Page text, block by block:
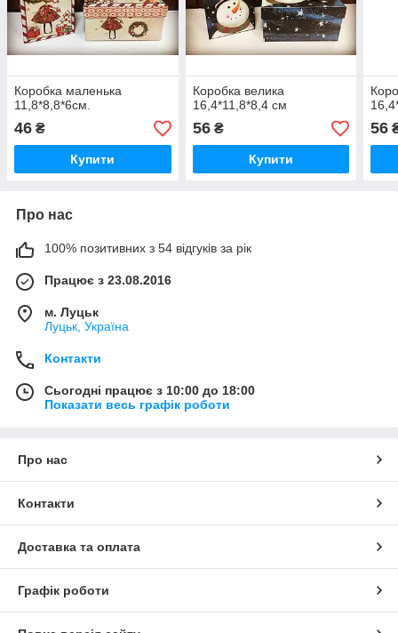
Коробка маленька
11,8*8,8*6см.
46 ₴
Купити
Коробка велика
16,4*11,8*8,4 см
56₴
Купити
56
Про нас
100% позитивних з 54 відгуків за рік
Працює з 23.08.2016
м. Луцьк
Луцьк, Україна
Контакти
Сьогодні працює з 10:00 до 18:00
Показати весь графік роботи
Про нас
Контакти
Доставка та оплата
Графік роботи